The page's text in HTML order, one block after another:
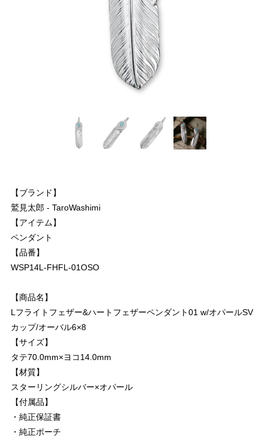
【ブランド】
鷲見太郎 - TaroWashimi
【アイテム】
ペンダント
【品番】
WSP14L-FHFL-01OSO
【商品名】
Lフライトフェザー&ハートフェザーペンダント01 w/オパールSV
カップ/オーバル6×8
【サイズ】
タテ70.0mm×ヨコ14.0mm
【材質】
スターリングシルバー×オパール
【付属品】
・純正保証書
・純正ポーチ